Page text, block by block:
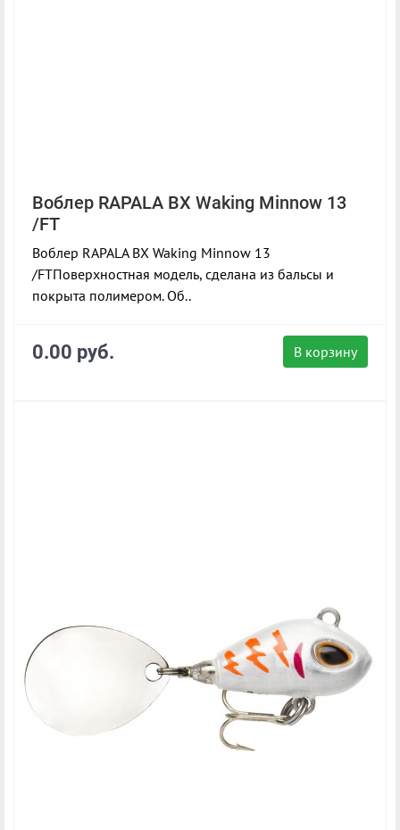
Воблер RAPALA BX Waking Minnow 13
/FT
Воблер RAPALA BX Waking Minnow 13
/FTПоверхностная модель, сделана из бальсы и
покрыта полимером. Об..
В корзину
0.00 руб.